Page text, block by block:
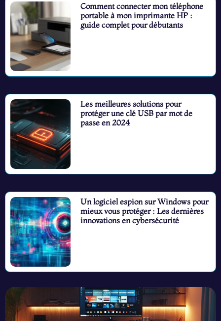
Comment connecter mon téléphone
portable à mon imprimante HP :
guide complet pour débutants
Les meilleures solutions pour
protéger une clé USB par mot de
passe en 2024
Un logiciel espion sur Windows pour
mieux vous protéger : Les dernières
innovations en cybersécurité